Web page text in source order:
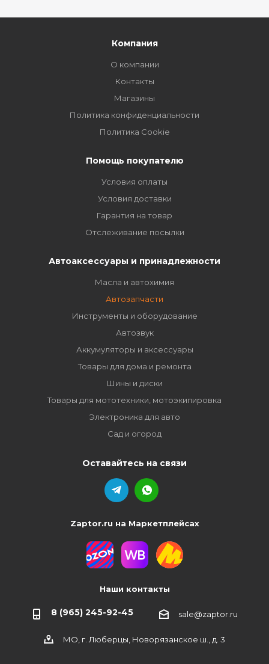
Компания
О компании
Контакты
Магазины
Политика конфиденциальности
Политика Cookie
Помощь покупателю
Условия оплаты
Условия доставки
Гарантия на товар
Отслеживание посылки
Автоаксессуары и принадлежности
Масла и автохимия
Автозапчасти
Инструменты и оборудование
Автозвук
Аккумуляторы и аксессуары
Товары для дома и ремонта
Шины и диски
Товары для мототехники, мотоэкипировка
Электроника для авто
Сад и огород
Оставайтесь на связи
Zaptor.ru на Маркетплейсах
Наши контакты
8 (965) 245-92-45 sale@zaptor.ru
МО, г. Люберцы, Новорязанское ш., д. 3